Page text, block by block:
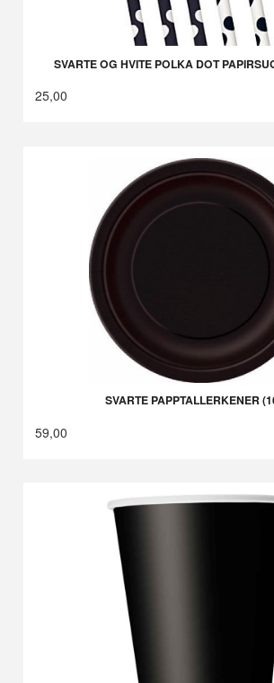
SVARTE OG HVITE POLKA DOT
25,00
SVARTE PAPPTALLERKENER
59,00